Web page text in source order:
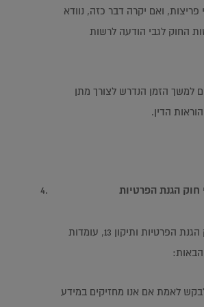
פריצות, ואם יקרה דבר כזה, נוודא
החוק לגבי הודעה לרשות
למשך הזמן הנדרש לצורך מתן
הדין.
חוק הגנת הפרטיות
בהתאם לחוק הגנת הפרטיות ותיקון 13, עומדות
הבאות:
לאמת אם אנו מחזיקים במידע